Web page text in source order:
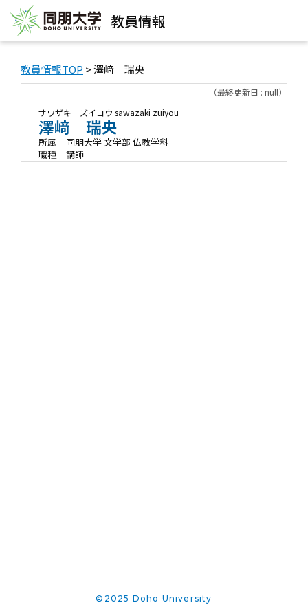
教員情報
教員情報TOP > 澤﨑 瑞央
（最終更新日 : null）
サワザキ ズイヨウ sawazaki zuiyou
澤﨑 瑞央
所属
同朋大学 文学部 仏教学科
職種
講師
©2025 Doho University